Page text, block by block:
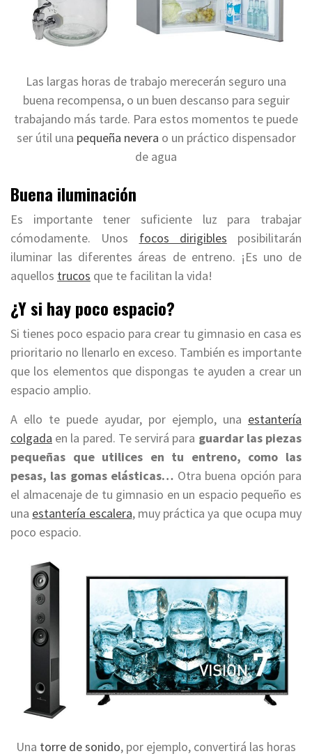
Las largas horas de trabajo merecerán seguro una
buena recompensa, o un buen descanso para seguir
trabajando más tarde. Para estos momentos te puede
ser útil una pequeña nevera o un práctico dispensador
de agua
Buena iluminación
Es importante tener suficiente luz para trabajar
cómodamente. Unos focos dirigibles posibilitarán
iluminar las diferentes áreas de entreno. ¡Es uno de
aquellos trucos que te facilitan la vida!
¿Y si hay poco espacio?
Si tienes poco espacio para crear tu gimnasio en casa es
prioritario no llenarlo en exceso. También es importante
que los elementos que dispongas te ayuden a crear un
espacio amplio.
A ello te puede ayudar, por ejemplo, una estantería
colgada en la pared. Te servirá para guardar las piezas
pequeñas que utilices en tu entreno, como las
pesas, las gomas elásticas… Otra buena opción para
el almacenaje de tu gimnasio en un espacio pequeño es
una estantería escalera, muy práctica ya que ocupa muy
poco espacio.
Una torre de sonido, por ejemplo, convertirá las horas